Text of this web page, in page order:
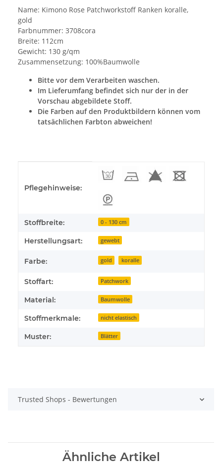
Name: Kimono Rose Patchworkstoff Ranken koralle,
gold
Farbnummer: 3708cora
Breite: 112cm
Gewicht: 130 g/qm
Zusammensetzung: 100%Baumwolle
Bitte vor dem Verarbeiten waschen.
Im Lieferumfang befindet sich nur der in der
Vorschau abgebildete Stoff.
Die Farben auf den Produktbildern können vom
tatsächlichen Farbton abweichen!
Pflegehinweise:
Stoffbreite: 0 - 130 cm
Herstellungsart: gewebt
Farbe: gold koralle
Stoffart: Patchwork
Material: Baumwolle
Stoffmerkmale: nicht elastisch
Muster: Blätter
Trusted Shops - Bewertungen
Ähnliche Artikel